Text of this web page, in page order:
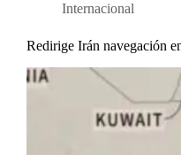
Internacional
Redirige Irán navegación